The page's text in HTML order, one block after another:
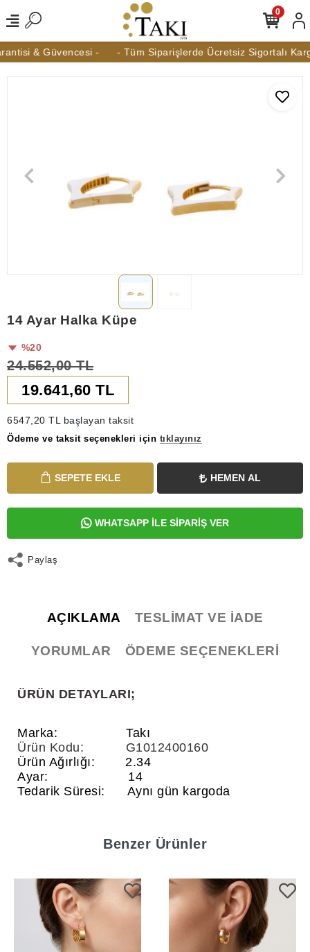
& Güvencesi - - Tüm Siparişlerde Ücretsiz Sigortalı
0
14 Ayar Halka Küpe
%20
24.552,00 TL
19.641,60 TL
6547,20 TL başlayan taksit
Ödeme ve taksit seçenekleri için tıklayınız
SEPETE EKLE HEMEN AL
WHATSAPP İLE SİPARİŞ VER
Paylaş
AÇIKLAMA TESLIMAT VE İADE
YORUMLAR ÖDEME SEÇENEKLERI
ÜRÜN DETAYLARI;
Marka:
Takı
Ürün Kodu:
G1012400160
Ürün Ağırlığı:
2.34
Ayar:
14
Tedarik Süresi:
Aynı gün kargoda
Benzer Ürünler